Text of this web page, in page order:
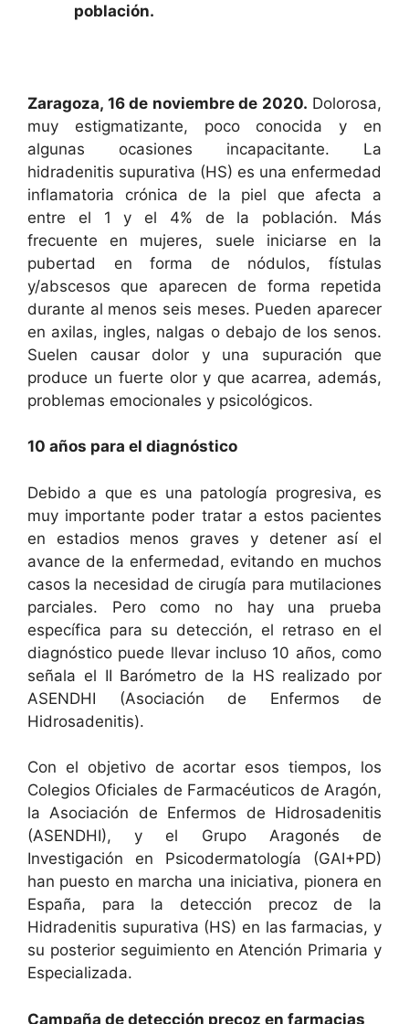
población.
Zaragoza, 16 de noviembre de 2020. Dolorosa,
muy estigmatizante, poco conocida y en
algunas ocasiones incapacitante. La
hidradenitis supurativa (HS) es una enfermedad
inflamatoria crónica de la piel que afecta a
entre el 1 y el 4% de la población. Más
frecuente en mujeres, suele iniciarse en la
pubertad en forma de nódulos, fístulas
y/abscesos que aparecen de forma repetida
durante al menos seis meses. Pueden aparecer
en axilas, ingles, nalgas o debajo de los senos.
Suelen causar dolor y una supuración que
produce un fuerte olor y que acarrea, además,
problemas emocionales y psicológicos.
10 años para el diagnóstico
Debido a que es una patología progresiva, es
muy importante poder tratar a estos pacientes
en estadios menos graves y detener así el
avance de la enfermedad, evitando en muchos
casos la necesidad de cirugía para mutilaciones
parciales. Pero como no hay una prueba
específica para su detección, el retraso en el
diagnóstico puede llevar incluso 10 años, como
señala el II Barómetro de la HS realizado por
ASENDHI (Asociación de Enfermos de
Hidrosadenitis).
Con el objetivo de acortar esos tiempos, los
Colegios Oficiales de Farmacéuticos de Aragón,
la Asociación de Enfermos de Hidrosadenitis
(ASENDHI), y el Grupo Aragonés de
Investigación en Psicodermatología (GAI+PD)
han puesto en marcha una iniciativa, pionera en
España, para la detección precoz de la
Hidradenitis supurativa (HS) en las farmacias, y
su posterior seguimiento en Atención Primaria y
Especializada.
Campaña de detección precoz en farmacias